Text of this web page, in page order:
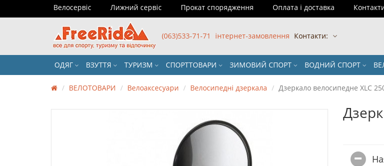
Велосервіс Лижний сервіс Прокат спорядження Оплата і доставка
(063)533-71-71 інтернет-замовлення Контакти:
ОДЯГ ВЗУТТЯ ТУРИЗМ СПОРТТОВАРИ ЗИМОВИЙ СПОРТ ВОДНИЙ СПОРТ
ВЕЛОТОВАРИ Велоаксесуари Велосипедні дзеркала Дзеркало велосипедне XLC